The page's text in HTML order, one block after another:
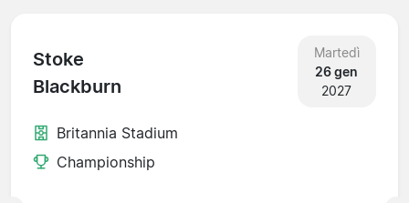
Stoke
Blackburn
Martedì
26 gen
2027
Britannia Stadium
Championship